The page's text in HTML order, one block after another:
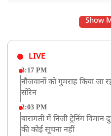
Show
LIVE
3:17 PM
नौजवानों को गुमराह किया जा
सोरेन
2:03 PM
बारामती में निजी ट्रेनिंग विमान
की कोई सूचना नहीं